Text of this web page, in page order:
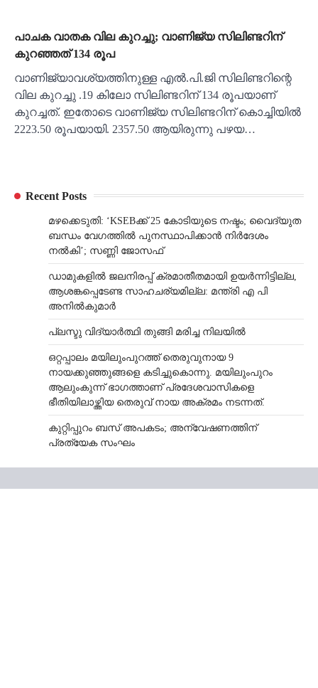
പാചക വാതക വില കുറച്ചു; വാണിജ്യ സിലിണ്ടറിന്
കുറഞ്ഞത് 134 രൂപ
വാണിജ്യാവശ്യത്തിനുള്ള എൽ.പി.ജി സിലിണ്ടറിന്റെ
വില കുറച്ചു .19 കിലോ സിലിണ്ടറിന് 134 രൂപയാണ്
കുറച്ചത്. ഇതോടെ വാണിജ്യ സിലിണ്ടറിന് കൊച്ചിയിൽ
2223.50 രൂപയായി. 2357.50 ആയിരുന്നു പഴയ…
Recent Posts
മഴക്കെടുതി: ‘KSEBക്ക് 25 കോടിയുടെ നഷ്ടം; വൈദ്യുത
ബന്ധം വേഗത്തിൽ പുനസ്ഥാപിക്കാൻ നിർ​ദേശം
നൽകി’; സണ്ണി ജോസഫ്
ഡാമുകളില്‍ ജലനിരപ്പ് ക്രമാതീതമായി ഉയര്‍ന്നിട്ടില്ല,
ആശങ്കപ്പെടേണ്ട സാഹചര്യമില്ല: മന്ത്രി എ പി
അനില്‍കുമാര്‍
പ്ലസ്ടു വിദ്യാർത്ഥി തുങ്ങി മരിച്ച നിലയിൽ
ഒറ്റപ്പാലം മയിലുംപുറത്ത് തെരുവുനായ 9
നായക്കുഞ്ഞുങ്ങളെ കടിച്ചുകൊന്നു. മയിലുംപുറം
ആലുംകുന്ന് ഭാഗത്താണ് പ്രദേശവാസികളെ
ഭീതിയിലാഴ്ത്തിയ തെരുവ് നായ അക്രമം നടന്നത്.
കുറ്റിപ്പുറം ബസ് അപകടം; അന്വേഷണത്തിന്
പ്രത്യേക സംഘം